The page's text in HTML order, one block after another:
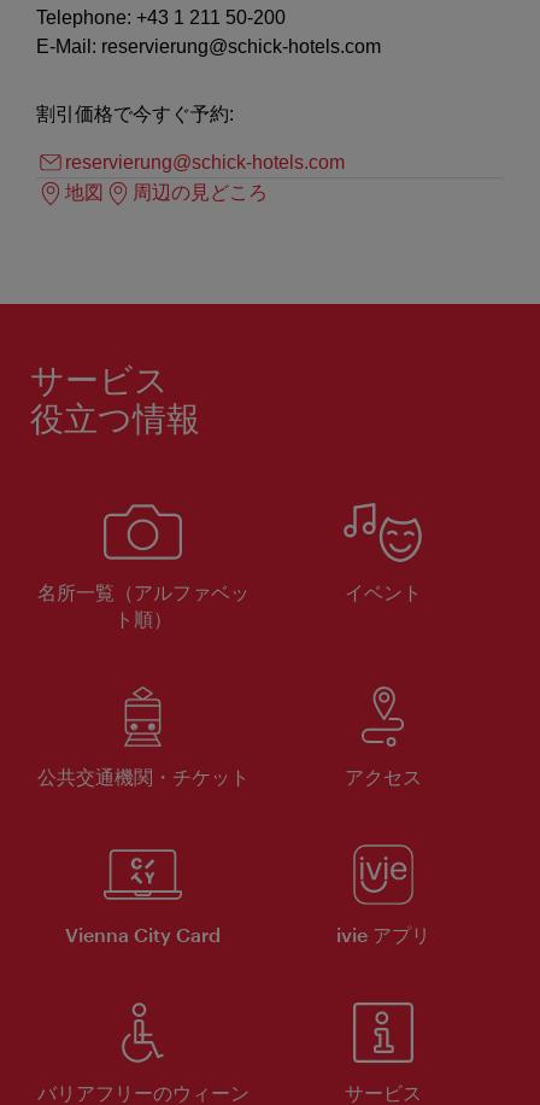
Telephone: +43 1 211 50-200
E-Mail: reservierung@schick-hotels.com
割引価格で今すぐ予約:
reservierung@schick-hotels.com
地図
周辺の見どころ
サービス
役立つ情報
名所一覧（アルファベッ
ト順）
イベント
公共交通機関・チケット アクセス
Vienna City Card ivie アプリ
バリアフリーのウィーン サービス